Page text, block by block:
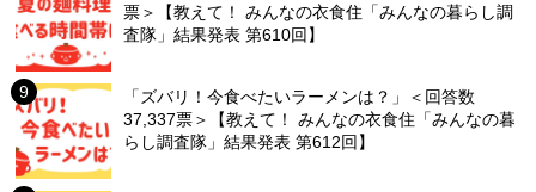
票＞【教えて！ みんなの衣食住「みんなの暮らし調
査隊」結果発表 第610回】
「ズバリ！今食べたいラーメンは？」＜回答数
37,337票＞【教えて！ みんなの衣食住「みんなの暮
らし調査隊」結果発表 第612回】